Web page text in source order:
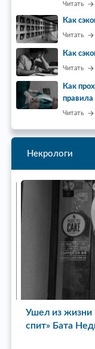
Читать
Как
Читать
Как
Читать
Как
Читать
Некрологи
Ушел из жизни
спит» Бата